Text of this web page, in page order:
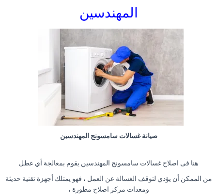
المهندسين
صيانة غسالات سامسونج المهندسين
هنا فى اصلاح غسالات سامسونج المهندسين يقوم بمعالجة أي عطل
من الممكن أن يؤدي لتوقف الغسالة عن العمل ، فهو يمتلك أجهزة تقنية حديثة
ومعدات مركز اصلاح مطورة ،